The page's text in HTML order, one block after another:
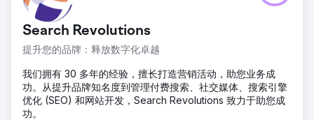
Search Revolutions
提升您的品牌：释放数字化卓越
我们拥有 30 多年的经验，擅长打造营销活动，助您业务成
功。从提升品牌知名度到管理付费搜索、社交媒体、搜索引擎
优化 (SEO) 和网站开发，Search Revolutions 致力于助您成
功。